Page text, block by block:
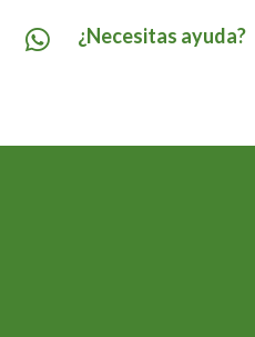
 ¿Necesitas ayuda?